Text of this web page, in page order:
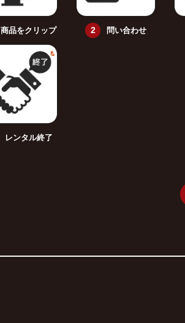
商品をクリップ 問い合わせ
レンタル終了